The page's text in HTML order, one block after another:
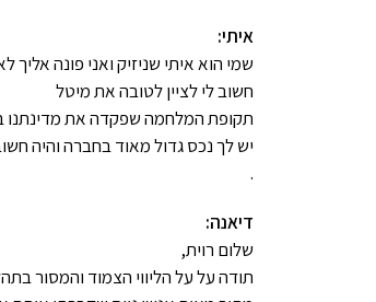
איתי:
שמי הוא איתי שניזיק ואני פונה
חשוב לי לציין לטובה את מיטל
תקופת המלחמה שפקדה את מדינתנו
יש לך נכס גדול מאוד בחברה והיה
.
דיאנה:
שלום רוית,
תודה על על הליווי הצמוד והמסור